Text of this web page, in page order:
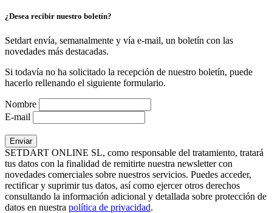
¿Desea recibir nuestro boletín?
Setdart envía, semanalmente y vía e-mail, un boletín con las
novedades más destacadas.
Si todavía no ha solicitado la recepción de nuestro boletín, puede
hacerlo rellenando el siguiente formulario.
Nombre
E-mail
SETDART ONLINE SL, como responsable del tratamiento, tratará
tus datos con la finalidad de remitirte nuestra newsletter con
novedades comerciales sobre nuestros servicios. Puedes acceder,
rectificar y suprimir tus datos, así como ejercer otros derechos
consultando la información adicional y detallada sobre protección de
datos en nuestra política de privacidad.